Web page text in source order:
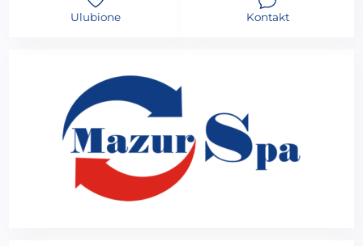
Ulubione Kontakt